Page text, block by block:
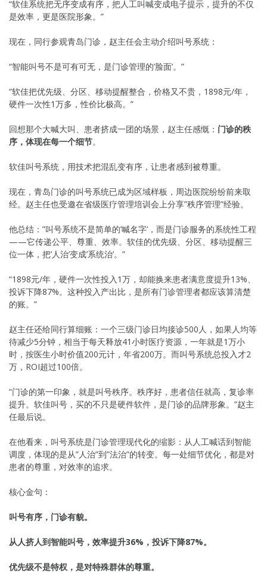
“软佳系统把无序变成有序，把人工叫喊变成电子提示，提升的不仅
是效率，更是医院形象。”
现在，同行参观青岛门诊，赵主任会主动介绍叫号系统：
“智能叫号不是可有可无，是门诊管理的’脸面’。”
“软佳把优先级、分区、移动提醒整合，价格又不贵，1898元/年，
硬件一次性1万多，性价比极高。”
回想那个大喊大叫、患者挤成一团的场景，赵主任感慨： 门诊的秩
序，体现在每一个细节。
软佳叫号系统，用技术把混乱变有序，让患者感到被尊重。
现在，青岛门诊的叫号系统已成为区域样板，周边医院纷纷前来取
经。赵主任也受邀在省级医疗管理培训会上分享”秩序管理”经验。
他总结：”叫号系统不是简单的’喊名字’，而是门诊服务的系统性工程
——它传递公平、尊重、效率。软佳的优先级、分区、移动提醒三
位一体，把’人治’变成’系统治’。”
“1898元/年，硬件一次性投入1万，却能换来患者满意度提升13%、
投诉下降87%。这种投入产出比，是所有门诊管理者都应该算清楚
的账。”
赵主任还给同行算细账：一个三级门诊日均接诊500人，如果人均等
待减少5分钟，相当于每天释放41小时医疗资源，一年就是1万小
时，按医生小时价值200元计，年省200万。而叫号系统总投入才2
万，ROI超过100倍。
“门诊的第一印象，就是叫号秩序。秩序好，患者信任就高，复诊率
提升。软佳叫号，买的不只是硬件软件，是门诊的品牌形象。”赵主
任最后说。
在他看来，叫号系统是门诊管理现代化的缩影：从人工喊话到智能
调度，体现的是从”人治”到”法治”的转变。每一处细节优化，都是对
患者的尊重，对效率的追求。
核心金句：
叫号有序，门诊有貌。
从人挤人到智能叫号，效率提升36%，投诉下降87%。
优先级不是特权，是对特殊群体的尊重。